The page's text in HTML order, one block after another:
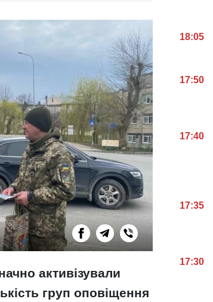
активізували
груп оповіщення
18:05
17:50
17:40
17:35
17:30